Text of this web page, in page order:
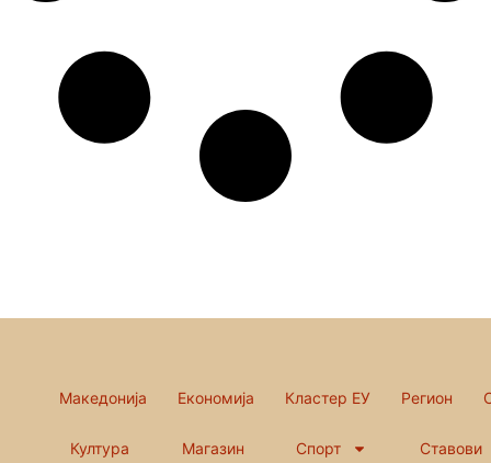
Македонија Економија Кластер ЕУ Регион
Култура Магазин Спорт Ставови